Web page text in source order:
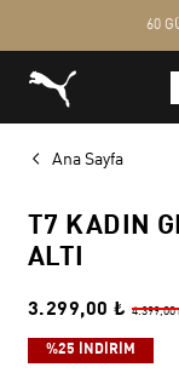
Ana Sayfa
T7 KADIN
ALTI
3.299,00 ₺ 4.399,00
%25 İNDİRİM